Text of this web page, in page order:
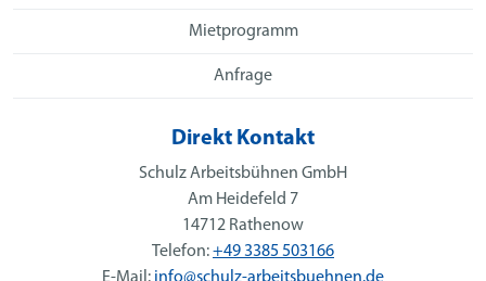
Mietprogramm
Anfrage
Direkt Kontakt
Schulz Arbeitsbühnen GmbH
Am Heidefeld 7
14712 Rathenow
Telefon:+49 3385 503166